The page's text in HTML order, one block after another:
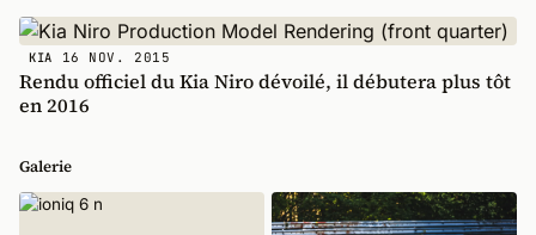
KIA 16 NOV. 2015
Rendu officiel du Kia Niro dévoilé, il débutera plus tôt
en 2016
Galerie